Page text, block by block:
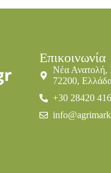
Επικοινωνία
Νέα Ανατολή,
72200,
+30 28420